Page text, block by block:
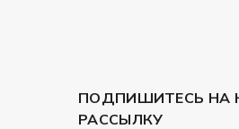
ПОДПИШИТЕСЬ НА
РАССЫЛКУ